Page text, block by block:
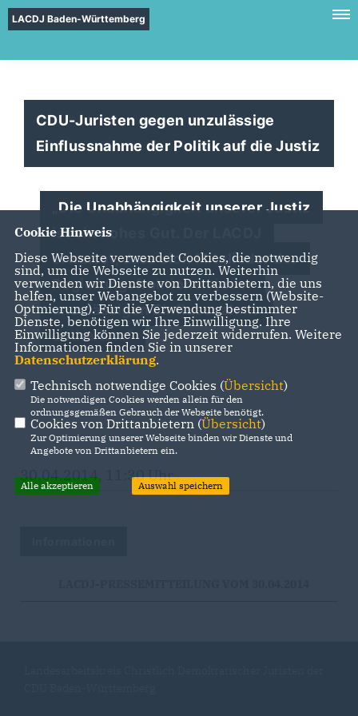
LACDJ Baden-Württemberg
CDU-Juristen gegen unzulässige
Einflussnahme der Politik auf die Justiz
Die Unabhängigkeit unserer Justiz
ist ein hohes Gut. Der LACDJ
erwartet, dass sich Mitglieder der
Regierungsfraktionen jeder
unzulässigen Einflussnahme
enthalten.“
30.04.2014, 11:30 Uhr
Cookie Hinweis
Diese Webseite verwendet Cookies, die notwendig
sind, um die Webseite zu nutzen. Weiterhin
verwenden wir Dienste von Drittanbietern, die uns
helfen, unser Webangebot zu verbessern (Website-
Optmierung). Für die Verwendung bestimmter
Dienste, benötigen wir Ihre Einwilligung. Ihre
Einwilligung können Sie jederzeit widerrufen. Weitere
Informationen finden Sie in unserer
Datenschutzerklärung.
Technisch notwendige Cookies (Übersicht)
Die notwendigen Cookies werden allein für den
ordnungsgemäßen Gebrauch der Webseite benötigt.
Cookies von Drittanbietern (Übersicht)
Zur Optimierung unserer Webseite binden wir Dienste und
Angebote von Drittanbietern ein.
Alle akzeptieren Auswahl speichern